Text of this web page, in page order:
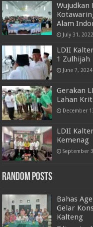
Wujudkan
Alam
July 31, 2022
LDII
1 Zulhijah
June 7, 2024
Gerakan
Lahan
December
LDII
Kemenag
September
Random Posts
Bahas
Gelar
Kalteng